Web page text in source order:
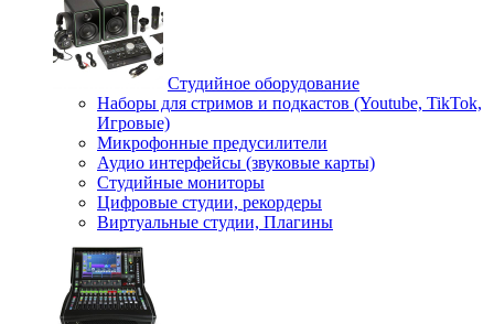
Студийное оборудование
Наборы для стримов и подкастов (Youtube, TikTok,
Игровые)
Микрофонные предусилители
Аудио интерфейсы (звуковые карты)
Студийные мониторы
Цифровые студии, рекордеры
Виртуальные студии, Плагины